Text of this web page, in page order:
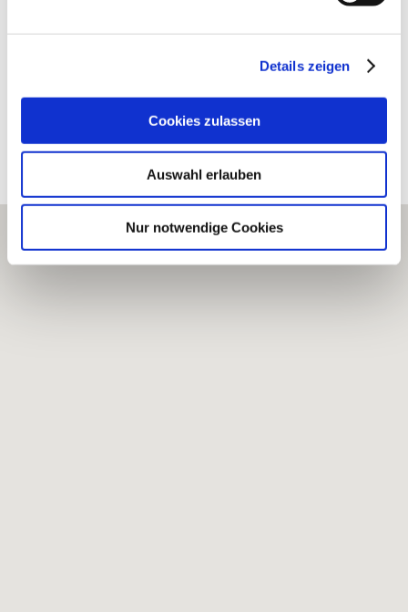
Details zeigen
Cookies zulassen
Auswahl erlauben
Nur notwendige Cookies
Bearbeitete Weinlagen